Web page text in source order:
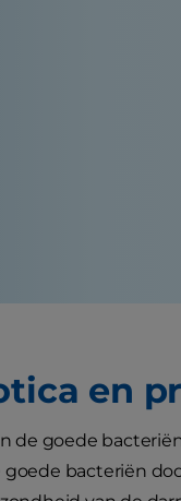
en
de goede
bacteriën